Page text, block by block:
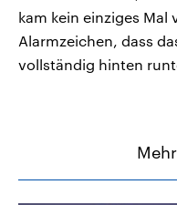
kam kein einziges Mal
Alarmzeichen, dass
vollständig hinten